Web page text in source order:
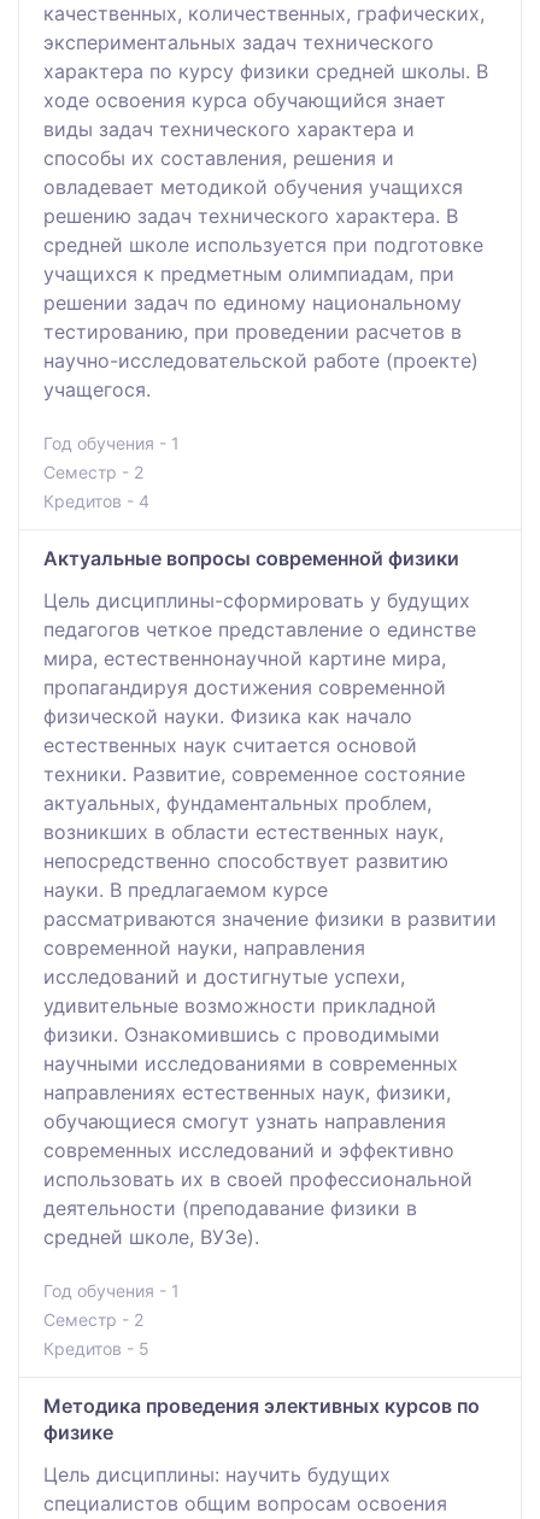
качественных, количественных, графических,
экспериментальных задач технического
характера по курсу физики средней школы. В
ходе освоения курса обучающийся знает
виды задач технического характера и
способы их составления, решения и
овладевает методикой обучения учащихся
решению задач технического характера. В
средней школе используется при подготовке
учащихся к предметным олимпиадам, при
решении задач по единому национальному
тестированию, при проведении расчетов в
научно-исследовательской работе (проекте)
учащегося.
Год обучения - 1
Семестр - 2
Кредитов - 4
Актуальные вопросы современной физики
Цель дисциплины-сформировать у будущих
педагогов четкое представление о единстве
мира, естественнонаучной картине мира,
пропагандируя достижения современной
физической науки. Физика как начало
естественных наук считается основой
техники. Развитие, современное состояние
актуальных, фундаментальных проблем,
возникших в области естественных наук,
непосредственно способствует развитию
науки. В предлагаемом курсе
рассматриваются значение физики в развитии
современной науки, направления
исследований и достигнутые успехи,
удивительные возможности прикладной
физики. Ознакомившись с проводимыми
научными исследованиями в современных
направлениях естественных наук, физики,
обучающиеся смогут узнать направления
современных исследований и эффективно
использовать их в своей профессиональной
деятельности (преподавание физики в
средней школе, ВУЗе).
Год обучения - 1
Семестр - 2
Кредитов - 5
Методика проведения элективных курсов по
физике
Цель дисциплины: научить будущих
специалистов общим вопросам освоения